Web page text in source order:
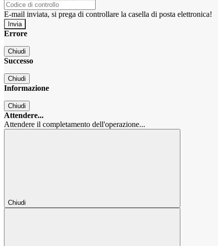
E-mail inviata, si prega di controllare la casella di posta elettronica!
Errore
Chiudi
Successo
Chiudi
Informazione
Chiudi
Attendere...
Attendere il completamento dell'operazione...
Chiudi